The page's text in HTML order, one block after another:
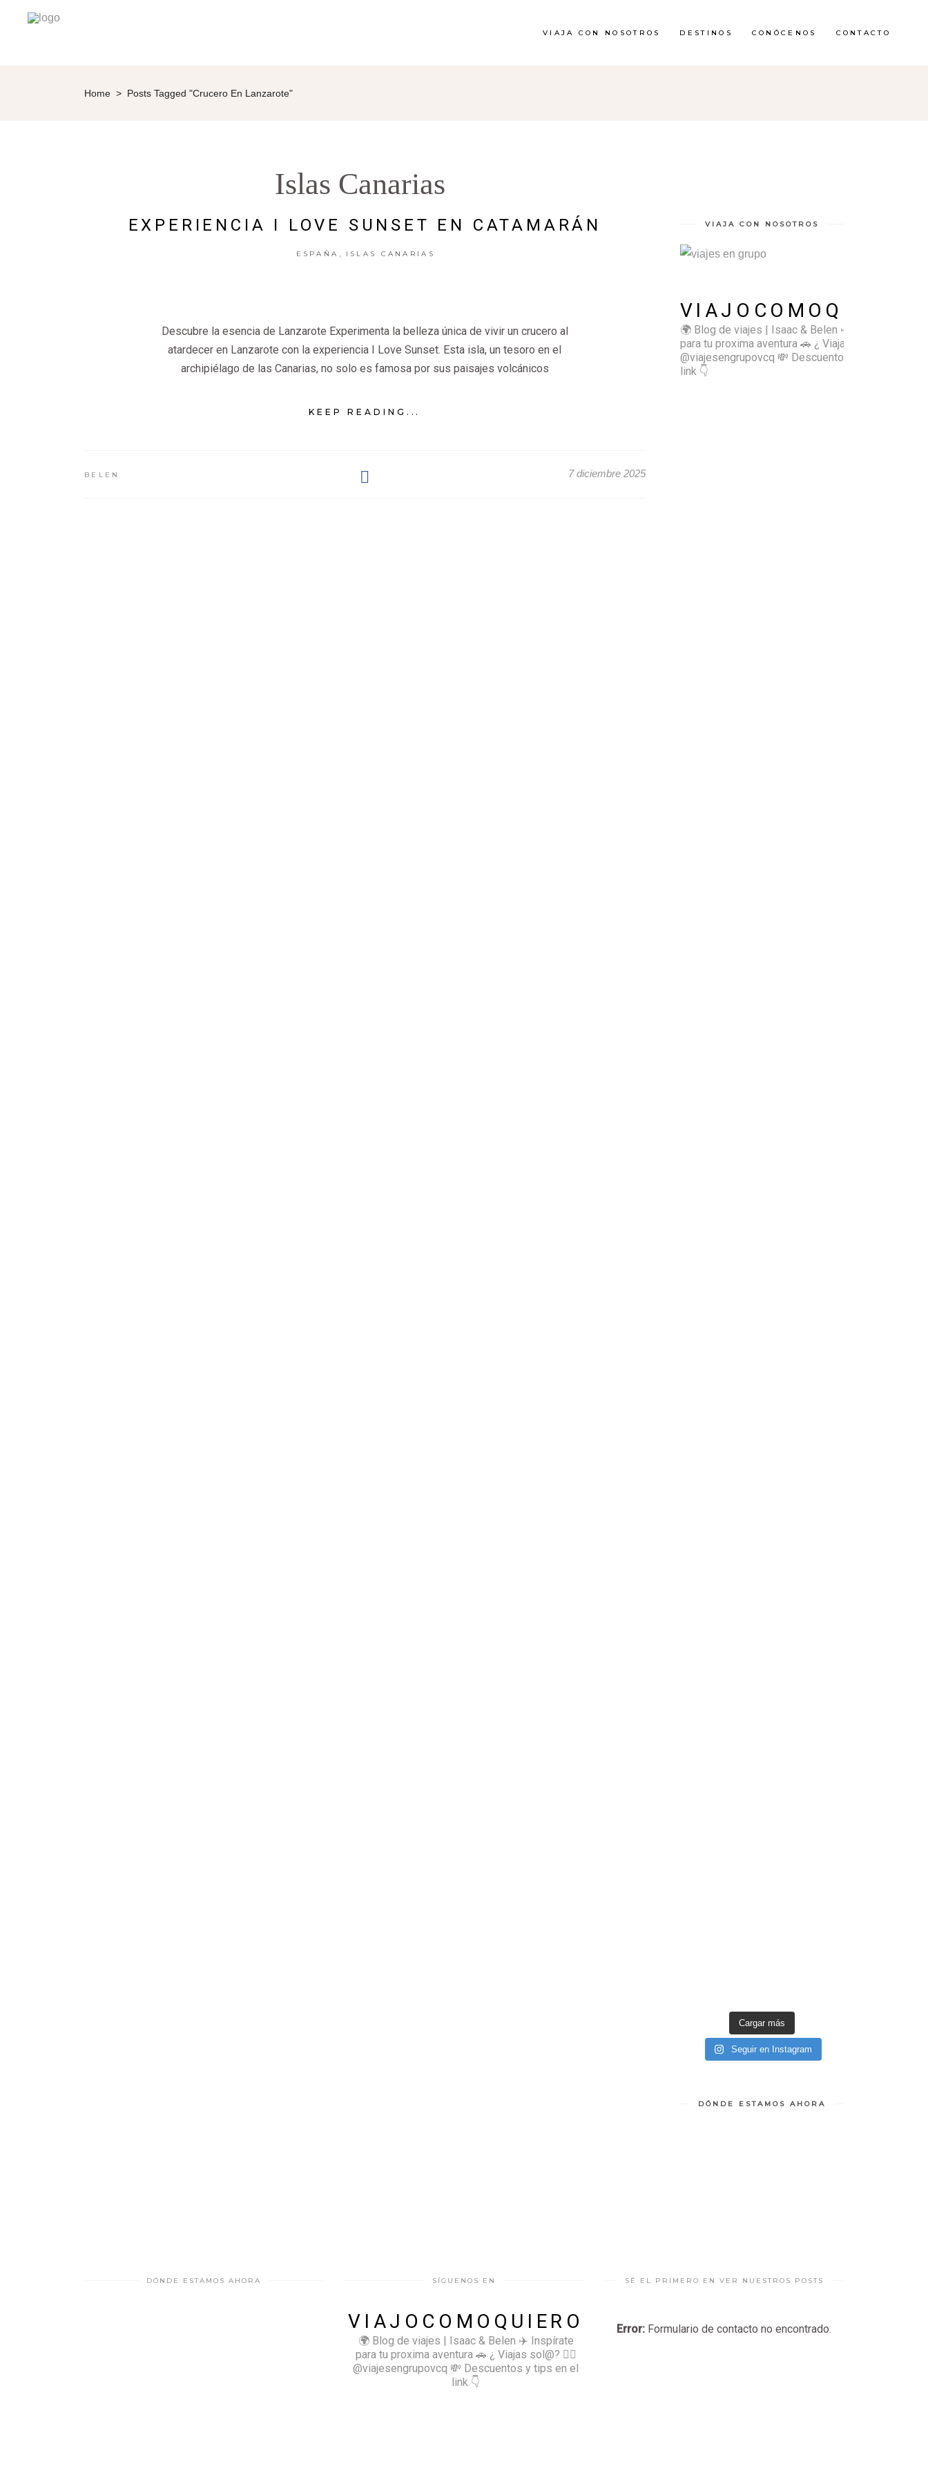
VIAJA CON NOSOTROS DESTINOS CONÓCENOS CONTACTO
Home > Posts Tagged "Crucero En Lanzarote"
Islas Canarias
EXPERIENCIA I LOVE SUNSET EN CATAMARÁN
ESPAÑA ISLAS CANARIAS
Descubre la esencia de Lanzarote Experimenta la belleza única de vivir un crucero al
atardecer en Lanzarote con la experiencia I Love Sunset. Esta isla, un tesoro en el
archipiélago de las Canarias, no solo es famosa por sus paisajes volcánicos
KEEP READING...
BELEN 7 diciembre 2025
VIAJA CON NOSOTROS
VIAJOCOMOQUIERO
🌍 Blog de viajes | Isaac & Belen ✈️ Inspírate
para tu proxima aventura 🚗 ¿ Viajas sol@? 👉🏻
@viajesengrupovcq 💸 Descuentos y tips en el
link 👇
Cargar más
Seguir en Instagram
DÓNDE ESTAMOS AHORA
DÓNDE ESTAMOS AHORA SÍGUENOS EN
VIAJOCOMOQUIERO
🌍 Blog de viajes | Isaac & Belen ✈️ Inspírate
para tu proxima aventura 🚗 ¿ Viajas sol@? 👉🏻
@viajesengrupovcq 💸 Descuentos y tips en el
link 👇
SÉ EL PRIMERO EN VER NUESTROS POSTS
Error: Formulario de contacto no encontrado.